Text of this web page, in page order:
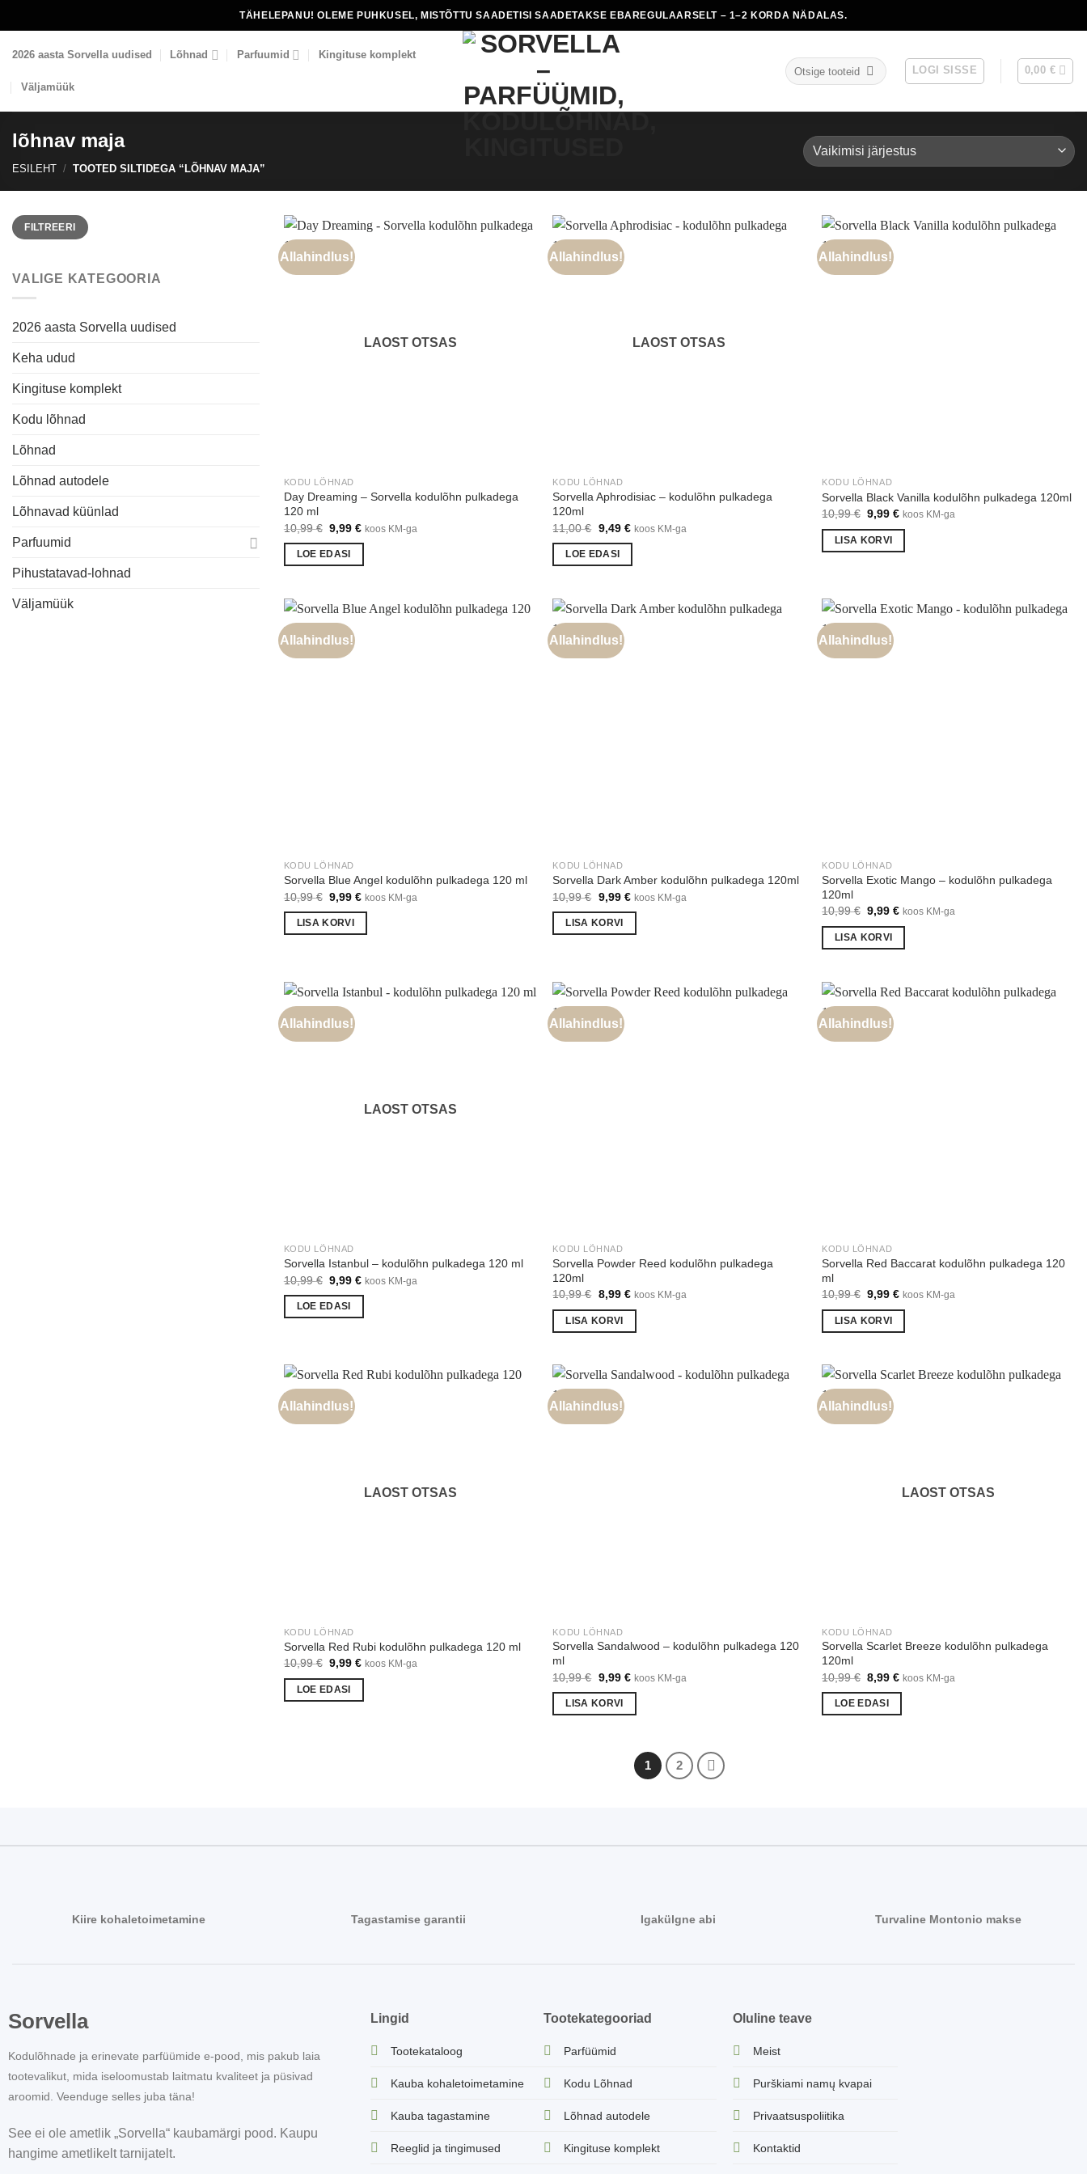
to
content
TÄHELEPANU! OLEME PUHKUSEL, MISTÕTTU SAADETISI SAADETAKSE EBAREGULAARSELT – 1–2 KORDA NÄDALAS.
2026 aasta Sorvella uudised Lõhnad Parfuumid Kingituse komplekt
Väljamüük
Otsi: LOGI SISSE 0,00 €
lõhnav maja
ESILEHT / TOOTED SILTIDEGA “LÕHNAV MAJA”
Minimaalne
hind
Maksimaalne
hindFILTREERI
VALIGE KATEGOORIA
2026 aasta Sorvella uudised
Keha udud
Kingituse komplekt
Kodu lõhnad
Lõhnad
Lõhnad autodele
Lõhnavad küünlad
Parfuumid
Pihustatavad-lohnad
Väljamüük
Allahindlus!
LAOST OTSAS
KODU LÕHNAD
Day Dreaming – Sorvella kodulõhn pulkadega
120 ml
10,99€ Algne
hind
oli:
10,99 €.
9,99€Praegune
koos KM-ga
LOE EDASI
Allahindlus!
LAOST OTSAS
KODU LÕHNAD
Sorvella Aphrodisiac – kodulõhn pulkadega
120ml
11,00€ Algne
hind
oli:
11,00 €.
9,49 €Praegune
koos KM-ga
LOE EDASI
Allahindlus!
KODU LÕHNAD
Sorvella Black Vanilla kodulõhn pulkadega 120ml
10,99€ Algne
oli:
10,99 €.
9,99€Praegune
koos KM-ga
LISA KORVI
Allahindlus!
KODU LÕHNAD
Sorvella Blue Angel kodulõhn pulkadega 120 ml
10,99€ Algne
oli:
10,99 €.
9,99€Praegune
koos KM-ga
LISA KORVI
Allahindlus!
KODU LÕHNAD
Sorvella Dark Amber kodulõhn pulkadega 120ml
10,99€ Algne
oli:
10,99 €.
9,99 €Praegune
koos KM-ga
LISA KORVI
Allahindlus!
KODU LÕHNAD
Sorvella Exotic Mango – kodulõhn pulkadega
120ml
10,99€ Algne
oli:
10,99 €.
9,99€Praegune
koos KM-ga
LISA KORVI
Allahindlus!
LAOST OTSAS
KODU LÕHNAD
Sorvella Istanbul – kodulõhn pulkadega 120 ml
10,99€ Algne
oli:
10,99 €.
9,99€Praegune
koos KM-ga
LOE EDASI
Allahindlus!
KODU LÕHNAD
Sorvella Powder Reed kodulõhn pulkadega
120ml
10,99€ Algne
oli:
10,99 €.
8,99 €Praegune
koos KM-ga
LISA KORVI
Allahindlus!
KODU LÕHNAD
Sorvella Red Baccarat kodulõhn pulkadega 120
ml
10,99€ Algne
oli:
10,99 €.
9,99€Praegune
koos KM-ga
LISA KORVI
Allahindlus!
LAOST OTSAS
KODU LÕHNAD
Sorvella Red Rubi kodulõhn pulkadega 120 ml
10,99€ Algne
oli:
10,99 €.
9,99€Praegune
koos KM-ga
LOE EDASI
Allahindlus!
KODU LÕHNAD
Sorvella Sandalwood – kodulõhn pulkadega 120
ml
10,99€ Algne
oli:
10,99 €.
9,99 €Praegune
koos KM-ga
LISA KORVI
Allahindlus!
LAOST OTSAS
KODU LÕHNAD
Sorvella Scarlet Breeze kodulõhn pulkadega
120ml
10,99€ Algne
oli:
10,99 €.
8,99€Praegune
koos KM-ga
LOE EDASI
1 2
Kiire kohaletoimetamine Tagastamise garantii Igakülgne abi Turvaline Montonio makse
Sorvella
Kodulõhnade ja erinevate parfüümide e-pood, mis pakub laia
tootevalikut, mida iseloomustab laitmatu kvaliteet ja püsivad
aroomid. Veenduge selles juba täna!
See ei ole ametlik „Sorvella“ kaubamärgi pood. Kaupu
hangime ametlikelt tarnijatelt.
Lingid
Tootekataloog
Kauba kohaletoimetamine
Kauba tagastamine
Reeglid ja tingimused
Tootekategooriad
Parfüümid
Kodu Lõhnad
Lõhnad autodele
Kingituse komplekt
Oluline teave
Meist
Purškiami namų kvapai
Privaatsuspoliitika
Kontaktid